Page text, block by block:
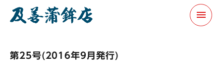
menu
第25号(2016年9月発行)